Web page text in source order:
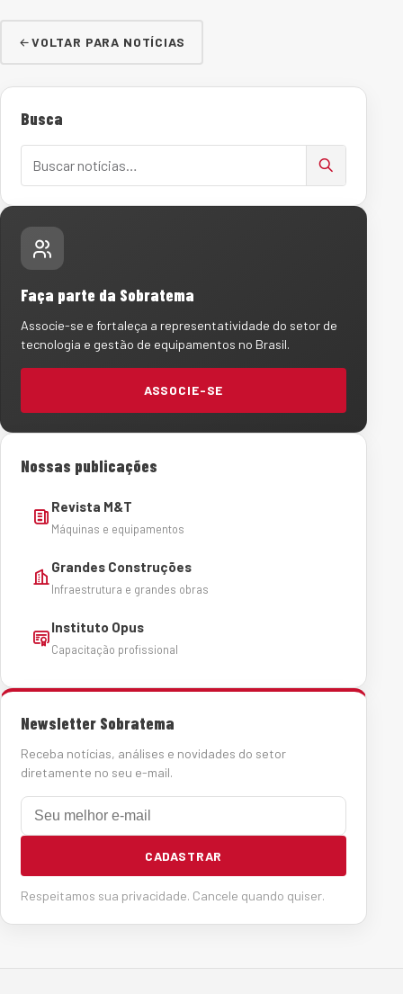
VOLTAR PARA NOTÍCIAS
Busca
Faça parte da Sobratema
Associe-se e fortaleça a representatividade do setor de
tecnologia e gestão de equipamentos no Brasil.
ASSOCIE-SE
Nossas publicações
Revista M&T
Máquinas e equipamentos
Grandes Construções
Infraestrutura e grandes obras
Instituto Opus
Capacitação profissional
Newsletter Sobratema
Receba notícias, análises e novidades do setor
diretamente no seu e-mail.
E-mail
CADASTRAR
Respeitamos sua privacidade. Cancele quando quiser.